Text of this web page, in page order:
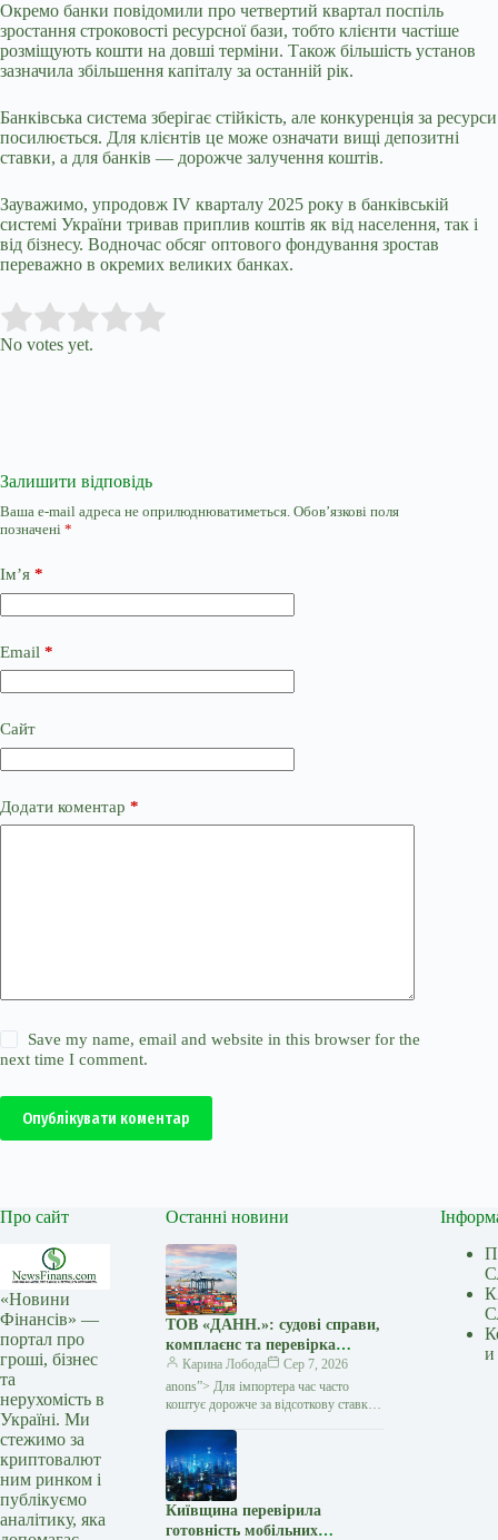
Окремо банки повідомили про четвертий квартал поспіль
зростання строковості ресурсної бази, тобто клієнти частіше
розміщують кошти на довші терміни. Також більшість установ
зазначила збільшення капіталу за останній рік.
Банківська система зберігає стійкість, але конкуренція за ресурси
посилюється. Для клієнтів це може означати вищі депозитні
ставки, а для банків — дорожче залучення коштів.
Зауважимо, упродовж IV кварталу 2025 року в банківській
системі України тривав приплив коштів як від населення, так і
від бізнесу. Водночас обсяг оптового фондування зростав
переважно в окремих великих банках.
Rate this item:
No votes yet.
Залишити відповідь
Ваша e-mail адреса не оприлюднюватиметься. Обов’язкові поля
позначені *
Ім’я *
Email *
Сайт
Додати коментар *
Save my name, email and website in this browser for the
next time I comment.
Опублікувати коментар
Про сайт
«Новини
Фінансів» —
портал про
гроші, бізнес
та
нерухомість в
Україні. Ми
стежимо за
криптовалют
ним ринком і
публікуємо
аналітику, яка
Останні новини
ТОВ «ДАНН.»: судові справи,
комплаєнс та перевірка
міжнародних угод — Мінфін
Карина Лобода
Сер 7, 2026
anons”> Для імпортера час часто
коштує дорожче за відсоткову ставку:
потрібно запускати у виробництво,
а кожен день затримки…
Київщина перевірила
готовність мобільних
и